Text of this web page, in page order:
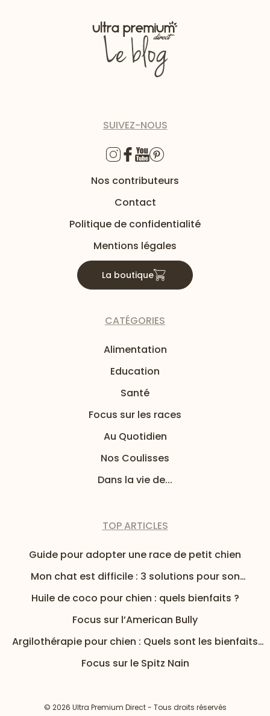
SUIVEZ-NOUS
Nos contributeurs
Contact
Politique de confidentialité
Mentions légales
La boutique
CATÉGORIES
Alimentation
Education
Santé
Focus sur les races
Au Quotidien
Nos Coulisses
Dans la vie de...
TOP ARTICLES
Guide pour adopter une race de petit chien
Mon chat est difficile : 3 solutions pour son
alimentation
Huile de coco pour chien : quels bienfaits ?
Focus sur l’American Bully
Argilothérapie pour chien : Quels sont les bienfaits
de l’argile pour mon chien ?
Focus sur le Spitz Nain
© 2026 Ultra Premium Direct - Tous droits réservés